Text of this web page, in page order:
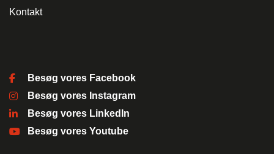
Kontakt
Besøg vores Facebook
Besøg vores Instagram
Besøg vores LinkedIn
Besøg vores Youtube
Sociale medier
Bilmærker